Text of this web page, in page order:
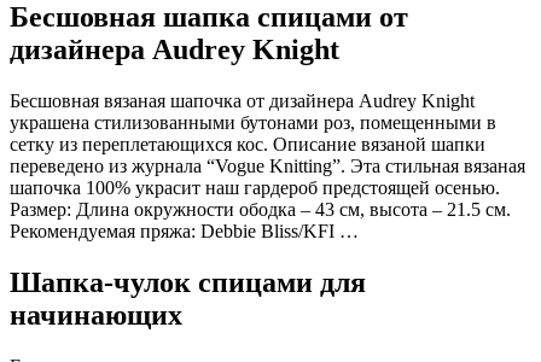
Бесшовная шапка спицами от
дизайнера Audrey Knight
Бесшовная вязаная шапочка от дизайнера Audrey Knight
украшена стилизованными бутонами роз, помещенными в
сетку из переплетающихся кос. Описание вязаной шапки
переведено из журнала “Vogue Knitting”. Эта стильная вязаная
шапочка 100% украсит наш гардероб предстоящей осенью.
Размер: Длина окружности ободка – 43 см, высота – 21.5 см.
Рекомендуемая пряжа: Debbie Bliss/KFI …
Шапка-чулок спицами для
начинающих